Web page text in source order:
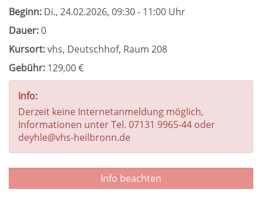
Beginn: Di., 24.02.2026, 09:30 - 11:00 Uhr
Dauer:0
Kursort:vhs, Deutschhof, Raum 208
Gebühr: 129,00 €
Info:
Derzeit keine Internetanmeldung möglich,
Informationen unter Tel. 07131 9965-44 oder
deyhle@vhs-heilbronn.de
Info beachten